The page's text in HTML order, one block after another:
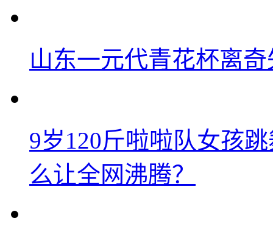
山东一元代青花杯离
9岁120斤啦啦队女孩
么让全网沸腾？